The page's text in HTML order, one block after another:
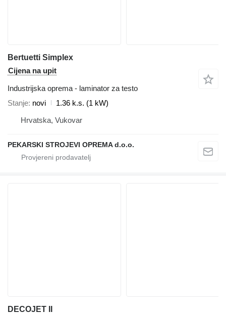
Bertuetti Simplex
Cijena na upit
Industrijska oprema - laminator za testo
Stanje novi
1.36 k.s. (1 kW)
Hrvatska, Vukovar
PEKARSKI STROJEVI OPREMA d.o.o.
DECOJET II